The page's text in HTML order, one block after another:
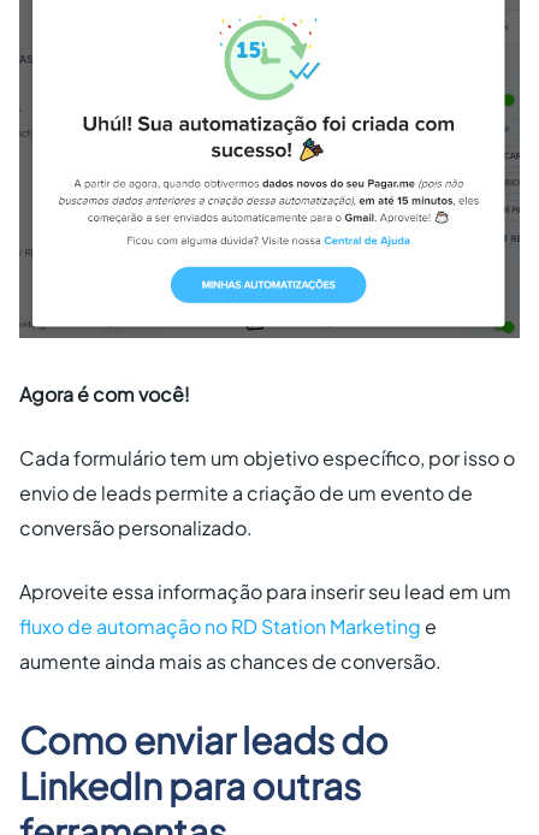
Agora é com você!
Cada formulário tem um objetivo específico, por isso o
envio de leads permite a criação de um evento de
conversão personalizado.
Aproveite essa informação para inserir seu lead em um
fluxo de automação no RD Station Marketing e
aumente ainda mais as chances de conversão.
Como enviar leads do
LinkedIn para outras